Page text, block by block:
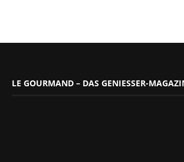
LE GOURMAND – DAS GENIESSER-